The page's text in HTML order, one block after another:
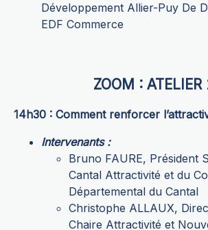
Développement Allier-Puy De
EDF Commerce
ZOOM : ATELIER
14h30 : Comment renforcer
Intervenants :
Bruno FAURE, Président
Cantal Attractivité et du
Départemental du Cantal
Christophe ALLAUX,
Chaire Attractivité et